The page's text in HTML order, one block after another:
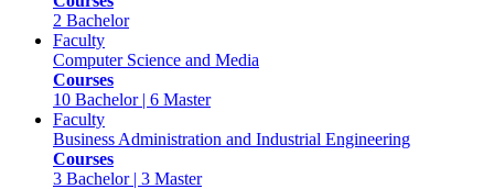
2 Bachelor
Faculty
Computer Science and Media
Courses
10 Bachelor | 6 Master
Faculty
Business Administration and Industrial Engineering
Courses
3 Bachelor | 3 Master